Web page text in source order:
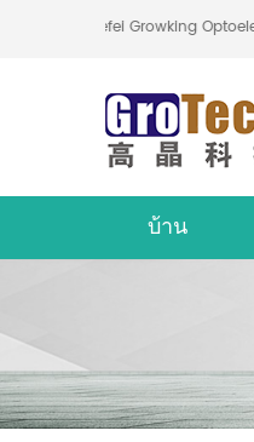
Hefei Growking
บ้าน